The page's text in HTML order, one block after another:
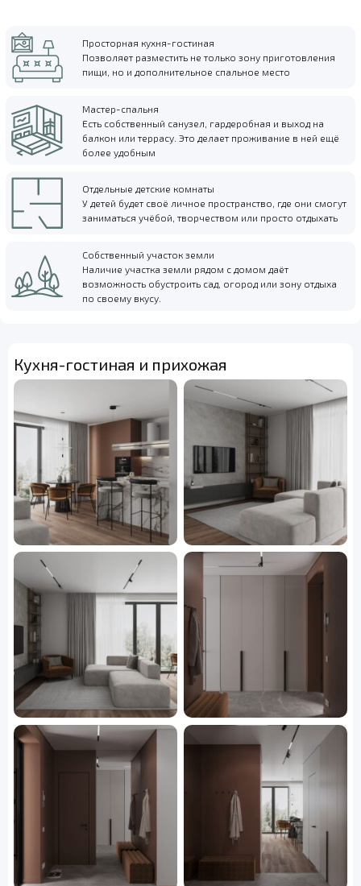
Просторная кухня-гостиная
Позволяет разместить не только зону приготовления
пищи, но и дополнительное спальное место
Мастер-спальня
Есть собственный санузел, гардеробная и выход на
балкон или террасу. Это делает проживание в ней ещё
более удобным
Отдельные детские комнаты
У детей будет своё личное пространство, где они смогут
заниматься учёбой, творчеством или просто отдыхать
Собственный участок земли
Наличие участка земли рядом с домом даёт
возможность обустроить сад, огород или зону отдыха
по своему вкусу.
Кухня-гостиная и прихожая